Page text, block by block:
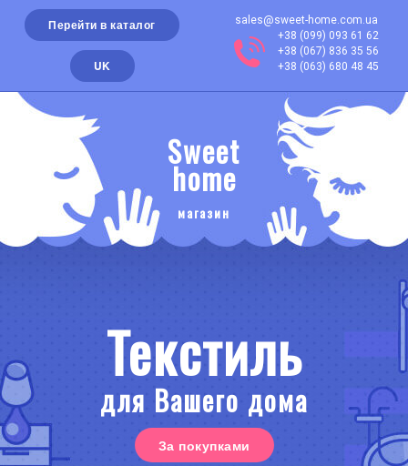
Перейти в каталог
UK
sales@sweet-home.com.ua
+38 (099) 093 61 62
+38 (067) 836 35 56
+38 (063) 680 48 45
Sweet
home
магазин
Текстиль
для Вашего дома
За покупками